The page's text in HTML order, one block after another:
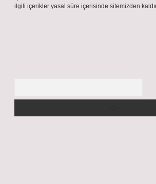
ilgili içerikler yasal süre içerisinde sitemizden